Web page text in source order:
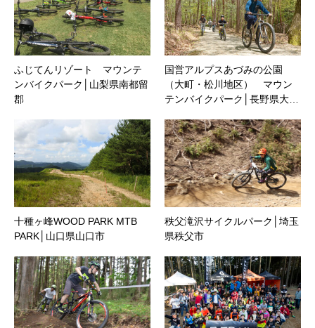
ふじてんリゾート マウンテ
ンバイクパーク│山梨県南都留
郡
国営アルプスあづみの公園
（大町・松川地区） マウン
テンバイクパーク│長野県大…
十種ヶ峰WOOD PARK MTB
PARK│山口県山口市
秩父滝沢サイクルパーク│埼玉
県秩父市